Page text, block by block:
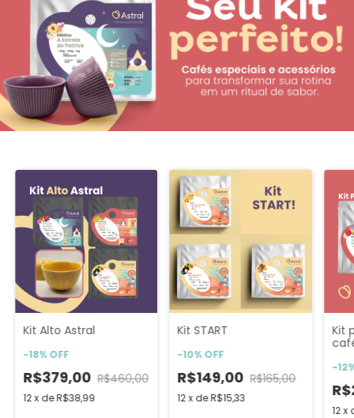
Kit Alto Astral
-18%OFF
R$379,00 R$460,00
12x deR$38,99
Kit START
-10%OFF
R$149,00 R$165,00
12 x deR$15,33
Kit
-12
12x